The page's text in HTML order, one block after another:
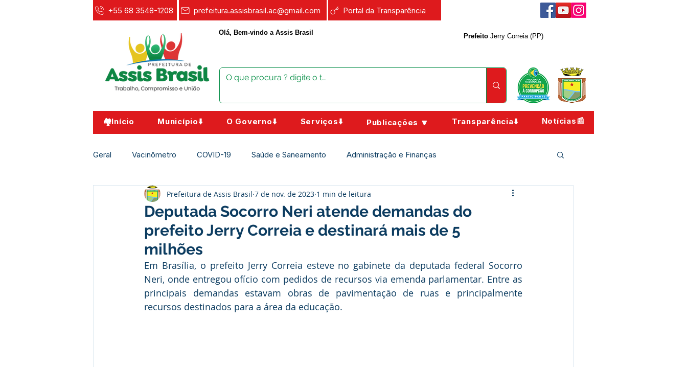
+55 68 3548-1208 prefeitura.assisbrasil.ac@gmail.com Portal da Transparência
Olá, Bem-vindo a Assis Brasil Prefeito Jerry Correia (PP)
🏘️Início Município⬇️ O Governo⬇️ Serviços⬇️ Publicações 🔽 Transparência⬇️ Notícias📰
Geral Vacinômetro COVID-19 Saúde e Saneamento Administração e Finanças
Agricultura e Meio Ambiente Assistência Social Campanhas
Desporto Cultura e Lazer Educação Infraestrutura e Obras Institucional e Governo
Patrimônio Municipal Segurança Publica Dengue No Gabinete Convênios e Parcerias
Deputada Socorro Neri atende demandas do
prefeito Jerry Correia e destinará mais de 5
milhões
Prefeitura de Assis Brasil 7 de nov. de 2023 1 min de leitura
Em Brasília, o prefeito Jerry Correia esteve no gabinete da deputada federal Socorro
Neri, onde entregou ofício com pedidos de recursos via emenda parlamentar. Entre as
principais demandas estavam obras de pavimentação de ruas e principalmente
recursos destinados para a área da educação.